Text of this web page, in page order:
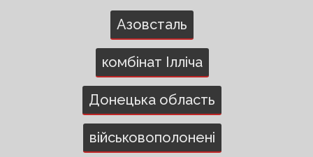
Азовсталь
комбінат Ілліча
Донецька область
військовополонені